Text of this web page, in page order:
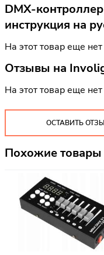
DMX-
инструкция на
На этот товар еще
Отзывы на
На этот товар еще
ОСТАВИТЬ
Похожие